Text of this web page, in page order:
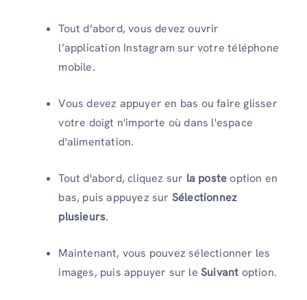
Tout d’abord, vous devez ouvrir
l’application Instagram sur votre téléphone
mobile.
Vous devez appuyer en bas ou faire glisser
votre doigt n'importe où dans l'espace
d'alimentation.
Tout d'abord, cliquez sur la posteoption en
bas, puis appuyez sur Sélectionnez
plusieurs.
Maintenant, vous pouvez sélectionner les
images, puis appuyer sur le Suivant option.